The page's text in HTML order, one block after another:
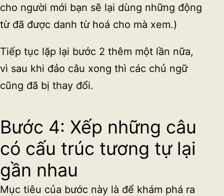
cho người mới bạn sẽ lại dùng những động
từ đã được danh từ hoá cho mà xem.)
Tiếp tục lặp lại bước 2 thêm một lần nữa,
vì sau khi đảo câu xong thì các chủ ngữ
cũng đã bị thay đổi.
Bước 4: Xếp những câu
có cấu trúc tương tự lại
gần nhau
Mục tiêu của bước này là để khám phá ra